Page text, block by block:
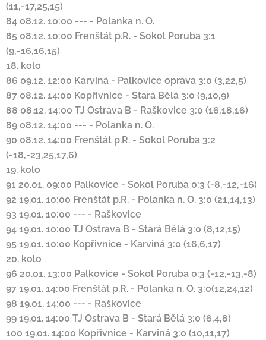
(11,-17,25,15)
84 08.12. 10:00 --- - Polanka n. O.
85 08.12. 10:00 Frenštát p.R. - Sokol Poruba 3:1
(9,-16,16,15)
18. kolo
86 09.12. 12:00 Karviná - Palkovice oprava 3:0 (3,22,5)
87 08.12. 14:00 Kopřivnice - Stará Bělá 3:0 (9,10,9)
88 08.12. 14:00 TJ Ostrava B - Raškovice 3:0 (16,18,16)
89 08.12. 14:00 --- - Polanka n. O.
90 08.12. 14:00 Frenštát p.R. - Sokol Poruba 3:2
(-18,-23,25,17,6)
19. kolo
91 20.01. 09:00 Palkovice - Sokol Poruba 0:3 (-8,-12,-16)
92 19.01. 10:00 Frenštát p.R. - Polanka n. O. 3:0 (21,14,13)
93 19.01. 10:00 --- - Raškovice
94 19.01. 10:00 TJ Ostrava B - Stará Bělá 3:0 (8,12,15)
95 19.01. 10:00 Kopřivnice - Karviná 3:0 (16,6,17)
20. kolo
96 20.01. 13:00 Palkovice - Sokol Poruba 0:3 (-12,-13,-8)
97 19.01. 14:00 Frenštát p.R. - Polanka n. O. 3:0(12,24,12)
98 19.01. 14:00 --- - Raškovice
99 19.01. 14:00 TJ Ostrava B - Stará Bělá 3:0 (6,4,8)
100 19.01. 14:00 Kopřivnice - Karviná 3:0 (10,11,17)